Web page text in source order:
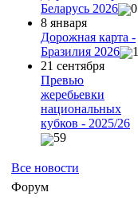
Беларусь 2026
0
8 января
Дорожная карта -
Бразилия 2026
1
21 сентября
Превью
жеребьевки
национальных
кубков - 2025/26
59
Все новости
Форум